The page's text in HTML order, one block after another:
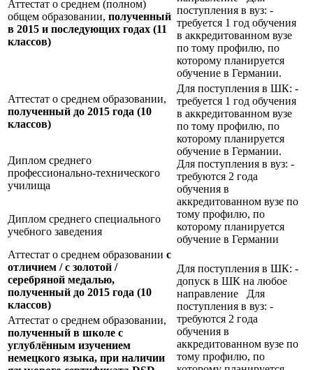
Аттестат о среднем (полном)
общем образовании, полученный
в 2015 и последующих годах (11
классов)
поступления в вуз: -
требуется 1 год обучения
в аккредитованном вузе
по тому профилю, по
которому планируется
обучение в Германии.
Аттестат о среднем образовании,
полученный до 2015 года (10
классов)
Для поступления в ШК: -
требуется 1 год обучения
в аккредитованном вузе
по тому профилю, по
которому планируется
обучение в Германии.
Для поступления в вуз: -
требуются 2 года
обучения в
аккредитованном вузе по
тому профилю, по
которому планируется
обучение в Германии
Диплом среднего
профессионально-технического
училища
Диплом среднего специального
учебного заведения
Аттестат о среднем образовании с
отличием / с золотой /
серебряной медалью,
полученный до 2015 года (10
классов)
Для поступления в ШК: -
допуск в ШК на любое
направление Для
поступления в вуз: -
требуются 2 года
обучения в
аккредитованном вузе по
тому профилю, по
Аттестат о среднем образовании,
полученный в школе с
углублённым изучением
немецкого языка, при наличии